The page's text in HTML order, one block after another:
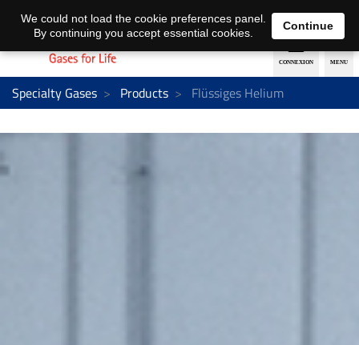
EN DE
Specialty Gases Products Flüssiges Helium
We could not load the cookie preferences panel.
By continuing you accept essential cookies.
Continue